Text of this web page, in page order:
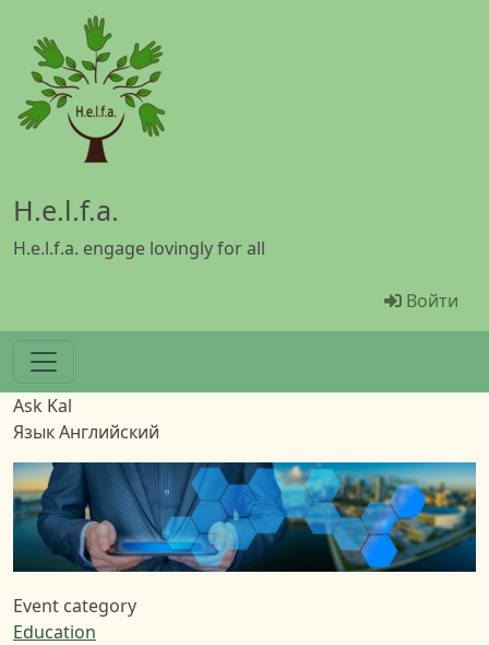
Перейти к основному содержанию
H.e.l.f.a.
H.e.l.f.a. engage lovingly for all
Menü
Войти
Ask Kal
ЯзыкАнглийский
Event category
Education